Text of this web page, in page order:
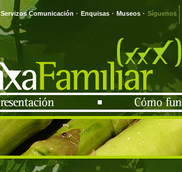
Servizos Comunicación · Enquisas · Museos · Síguenos